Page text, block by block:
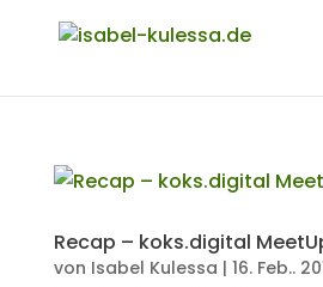
Recap – koks.digital
von Isabel Kulessa | 16. Feb..